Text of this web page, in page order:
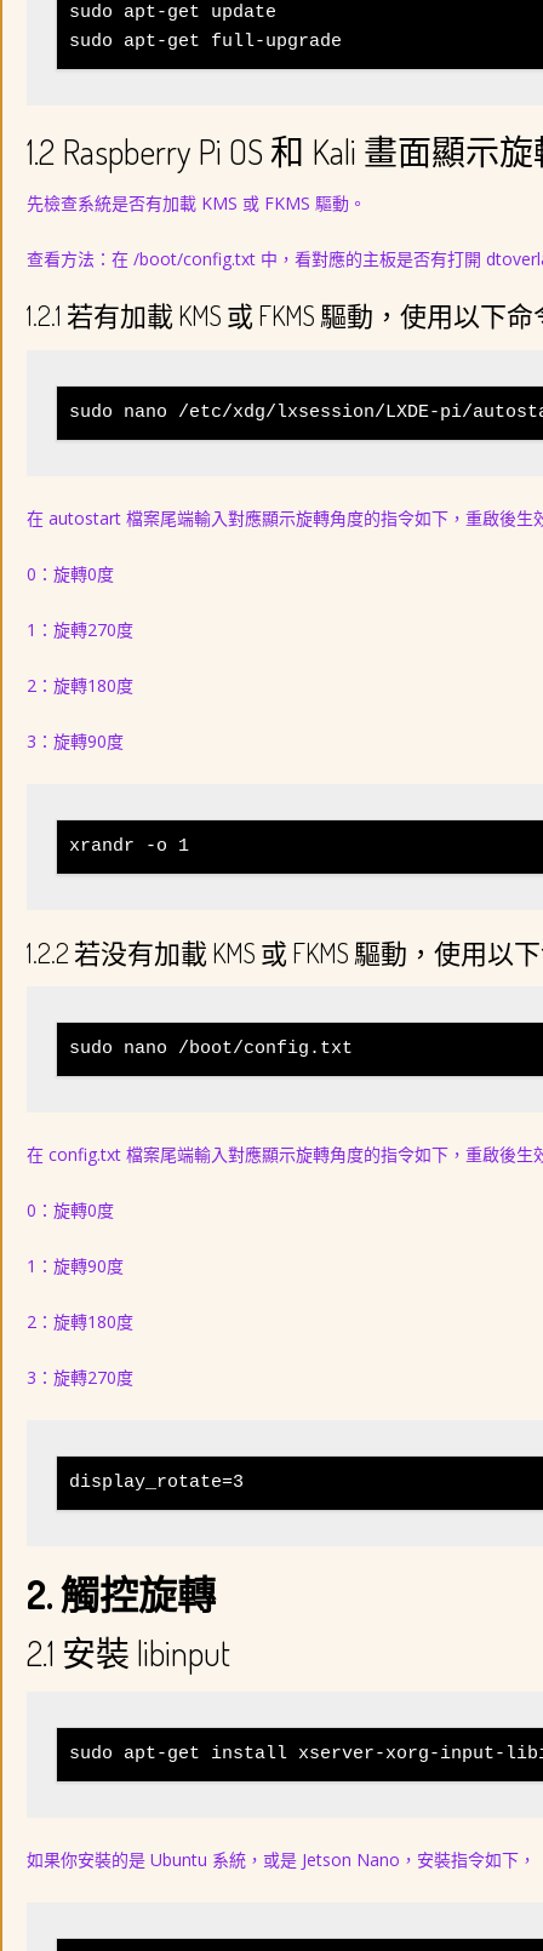
sudo apt-get update
sudo apt-get full-upgrade
1.2 Raspberry Pi OS 和 Kali 畫面顯示
先檢查系統是否有加載 KMS 或 FKMS 驅動。
查看方法：在 /boot/config.txt 中，看對應的主板是否有打開
1.2.1 若有加載 KMS 或 FKMS 驅動，使用以下
sudo nano /etc/xdg/lxsession/LXDE-pi/
在 autostart 檔案尾端輸入對應顯示旋轉角度的指令如下，重啟後生
0：旋轉0度
1：旋轉270度
2：旋轉180度
3：旋轉90度
xrandr -o 1
1.2.2 若没有加載 KMS 或 FKMS 驅動，使用以
sudo nano /boot/config.txt
在 config.txt 檔案尾端輸入對應顯示旋轉角度的指令如下，重啟後生
0：旋轉0度
1：旋轉90度
2：旋轉180度
3：旋轉270度
display_rotate=3
2. 觸控旋轉
2.1 安裝 libinput
sudo apt-get install xserver-xorg-input-
如果你安裝的是 Ubuntu 系統，或是 Jetson Nano，安裝指令如下，